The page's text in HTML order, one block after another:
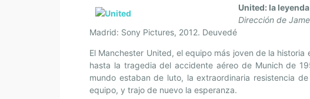
United: la
Dirección de
Madrid: Sony Pictures, 2012. Deuvedé
El Manchester United, el equipo más joven de la
hasta la tragedia del accidente aéreo de Munich de
mundo estaban de luto, la extraordinaria resistencia
equipo, y trajo de nuevo la esperanza.